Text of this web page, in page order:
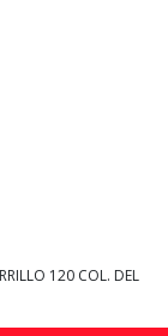
120 COL. DEL